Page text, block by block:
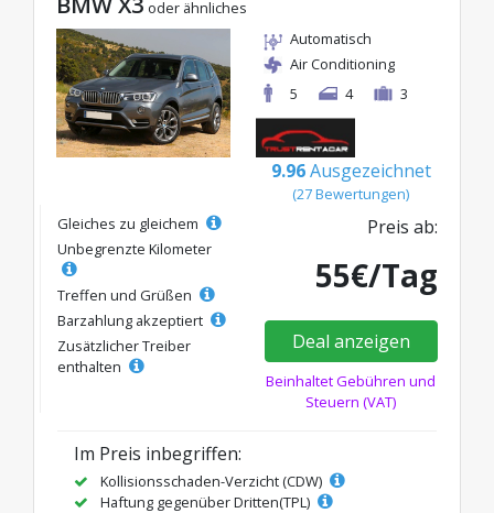
oder ähnliches
Automatisch
Air Conditioning
5
4 3
9.96 Ausgezeichnet
(27 Bewertungen)
Gleiches zu gleichem
Unbegrenzte Kilometer
Treffen und Grüßen
Barzahlung akzeptiert
Zusätzlicher Treiber
enthalten
Preis ab:
55€/Tag
Deal anzeigen
Beinhaltet Gebühren und
Steuern (VAT)
Im Preis inbegriffen:
Kollisionsschaden-Verzicht (CDW)
Haftung gegenüber Dritten(TPL)